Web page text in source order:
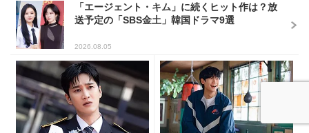
「エージェント・キム」に続くヒット作は？放
送予定の「SBS金土」韓国ドラマ9選
2026.08.05